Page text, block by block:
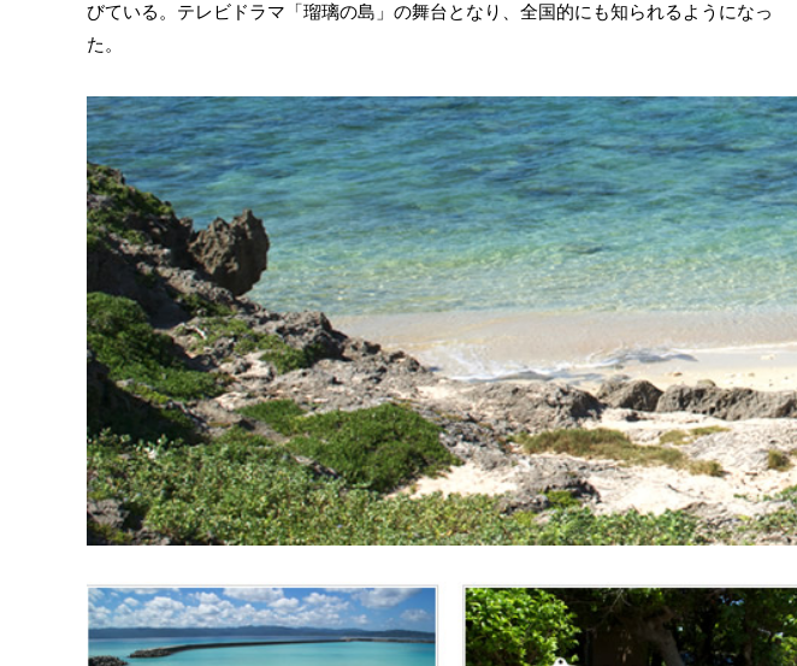
びている。テレビドラマ「瑠璃の島」の舞台となり、全国的にも知られるようになっ
た。